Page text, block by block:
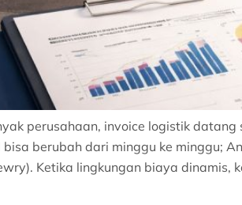
perusahaan, invoice logistik
berubah dari minggu ke minggu;
Ketika lingkungan biaya dinamis,